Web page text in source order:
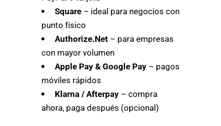
Square – ideal para negocios con
punto físico
Authorize.Net – para empresas
con mayor volumen
Apple Pay & Google Pay – pagos
móviles rápidos
Klarna / Afterpay – compra
ahora, paga después (opcional)